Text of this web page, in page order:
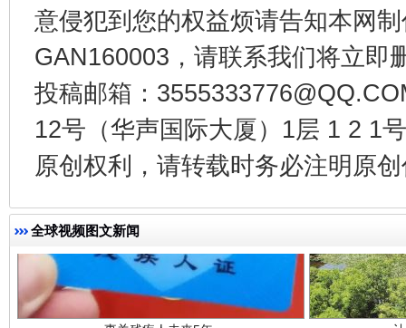
意侵犯到您的权益烦请告知本网
GAN160003，请联系我们将立即
投稿邮箱：
12号（华声国际大厦）1层 1 2 1
原创权利，请转载时务必注明原
全球视频图文新闻事关残疾人未来5年